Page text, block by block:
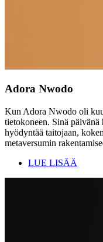
Adora Nwodo
Kun Adora Nwodo oli
tietokoneen. Sinä
hyödyntää taitojaan,
metaversumin
LUE LISÄÄ